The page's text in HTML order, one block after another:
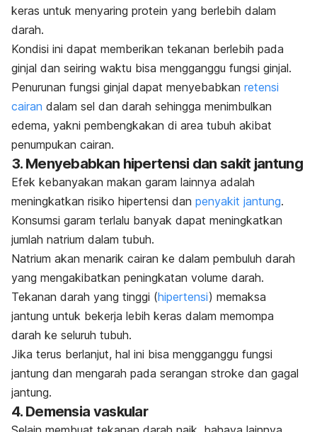
keras untuk menyaring protein yang berlebih dalam
darah.
Kondisi ini dapat memberikan tekanan berlebih pada
ginjal dan seiring waktu bisa mengganggu fungsi ginjal.
Penurunan fungsi ginjal dapat menyebabkan retensi
cairan dalam sel dan darah sehingga menimbulkan
edema, yakni pembengkakan di area tubuh akibat
penumpukan cairan.
3. Menyebabkan hipertensi dan sakit jantung
Efek kebanyakan makan garam lainnya adalah
meningkatkan risiko hipertensi dan penyakit jantung.
Konsumsi garam terlalu banyak dapat meningkatkan
jumlah natrium dalam tubuh.
Natrium akan menarik cairan ke dalam pembuluh darah
yang mengakibatkan peningkatan volume darah.
Tekanan darah yang tinggi (hipertensi) memaksa
jantung untuk bekerja lebih keras dalam memompa
darah ke seluruh tubuh.
Jika terus berlanjut, hal ini bisa mengganggu fungsi
jantung dan mengarah pada serangan stroke dan gagal
jantung.
4. Demensia vaskular